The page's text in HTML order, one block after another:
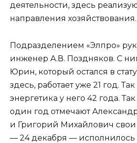
деятельности, здесь
направления хозяйствования.
Подразделением «Элпро»
инженер А.В. Поздняков. С
Юрин, который остался в
здесь, работает уже 21 год.
энергетика у него 42 года.
один год отмечают
и Григорий Михайлович
— 24 декабря — исполнилось